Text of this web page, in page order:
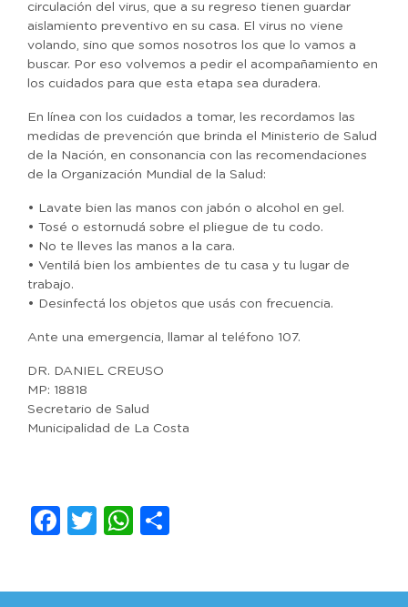
circulación del virus, que a su regreso tienen guardar
aislamiento preventivo en su casa. El virus no viene
volando, sino que somos nosotros los que lo vamos a
buscar. Por eso volvemos a pedir el acompañamiento en
los cuidados para que esta etapa sea duradera.
En línea con los cuidados a tomar, les recordamos las
medidas de prevención que brinda el Ministerio de Salud
de la Nación, en consonancia con las recomendaciones
de la Organización Mundial de la Salud:
• Lavate bien las manos con jabón o alcohol en gel.
• Tosé o estornudá sobre el pliegue de tu codo.
• No te lleves las manos a la cara.
• Ventilá bien los ambientes de tu casa y tu lugar de
trabajo.
• Desinfectá los objetos que usás con frecuencia.
Ante una emergencia, llamar al teléfono 107.
DR. DANIEL CREUSO
MP: 18818
Secretario de Salud
Municipalidad de La Costa
Facebook
TwitterWhatsApp